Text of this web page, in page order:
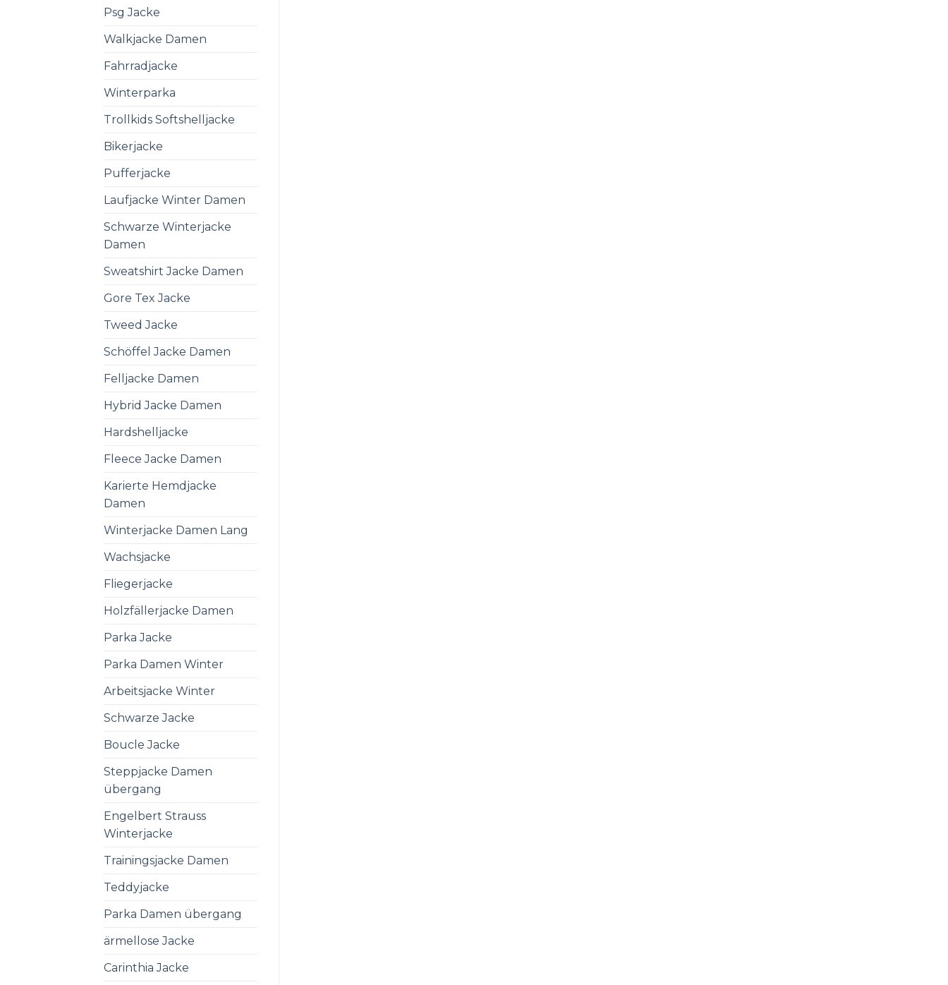
Psg Jacke
Walkjacke Damen
Fahrradjacke
Winterparka
Trollkids Softshelljacke
Bikerjacke
Pufferjacke
Laufjacke Winter Damen
Schwarze Winterjacke
Damen
Sweatshirt Jacke Damen
Gore Tex Jacke
Tweed Jacke
Schöffel Jacke Damen
Felljacke Damen
Hybrid Jacke Damen
Hardshelljacke
Fleece Jacke Damen
Karierte Hemdjacke
Damen
Winterjacke Damen Lang
Wachsjacke
Fliegerjacke
Holzfällerjacke Damen
Parka Jacke
Parka Damen Winter
Arbeitsjacke Winter
Schwarze Jacke
Boucle Jacke
Steppjacke Damen
übergang
Engelbert Strauss
Winterjacke
Trainingsjacke Damen
Teddyjacke
Parka Damen übergang
ärmellose Jacke
Carinthia Jacke